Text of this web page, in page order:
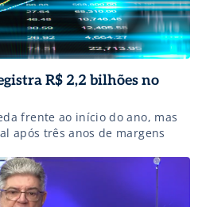
R$ 2,2 bilhões no
frente ao início do ano, mas
após três anos de margens